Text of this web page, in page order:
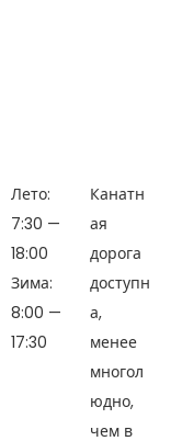
Лето:
7:30 —
18:00
Зима:
8:00 —
17:30
Канатн
ая
дорога
доступн
а,
менее
многол
юдно,
чем в